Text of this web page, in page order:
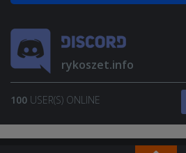
rykoszet.info
100 USER(S) ONLINE